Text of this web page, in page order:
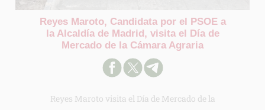
Reyes Maroto, Candidata por el PSOE a
la Alcaldía de Madrid, visita el Día de
Mercado de la Cámara Agraria
Reyes Maroto visita el Día de Mercado de la